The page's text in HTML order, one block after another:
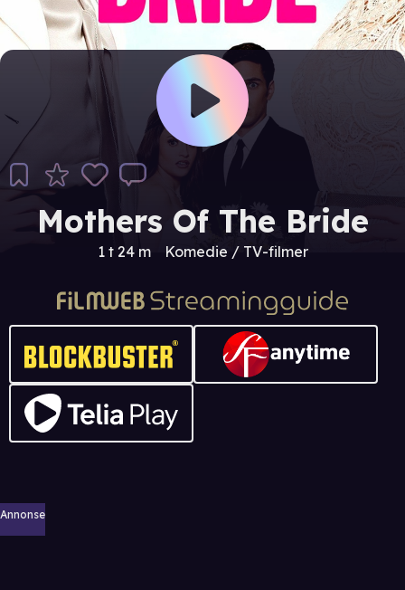
Mothers Of The Bride
1 t 24 m Komedie / TV-filmer
Annonse